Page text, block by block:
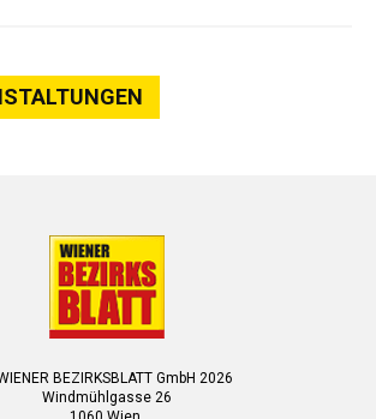
BEZIRKSBLATT GmbH 2026
Windmühlgasse 26